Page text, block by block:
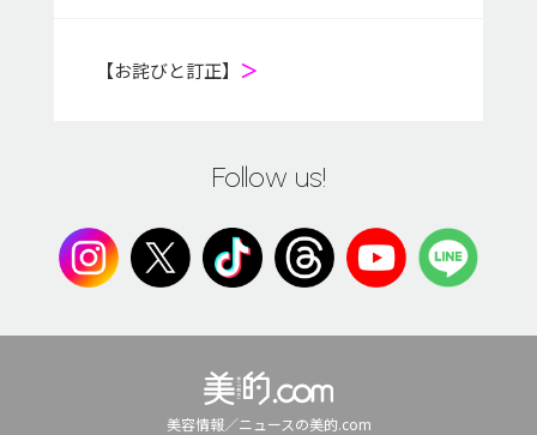
【お詫びと訂正】 ＞
Follow us!
美容情報／ニュースの美的.com